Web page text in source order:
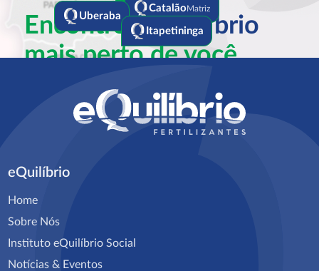
Encontre aEquilíbrio
mais perto de você
CatalãoMatriz
Uberaba
Itapetininga
eQuilíbrio
Home
Sobre Nós
Instituto eQuilíbrio Social
Notícias & Eventos